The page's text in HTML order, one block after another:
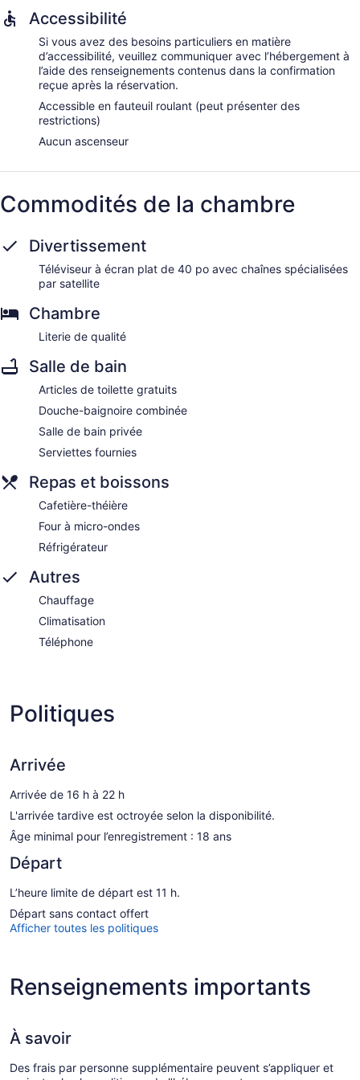
Accessibilité
Si vous avez des besoins particuliers en matière
d’accessibilité, veuillez communiquer avec l’hébergement à
l’aide des renseignements contenus dans la confirmation
reçue après la réservation.
Accessible en fauteuil roulant (peut présenter des
restrictions)
Aucun ascenseur
Commodités de la chambre
Divertissement
Téléviseur à écran plat de 40 po avec chaînes spécialisées
par satellite
Chambre
Literie de qualité
Salle de bain
Articles de toilette gratuits
Douche-baignoire combinée
Salle de bain privée
Serviettes fournies
Repas et boissons
Cafetière-théière
Four à micro-ondes
Réfrigérateur
Autres
Chauffage
Climatisation
Téléphone
Politiques
Arrivée
Arrivée de 16 h à 22 h
L'arrivée tardive est octroyée selon la disponibilité.
Âge minimal pour l’enregistrement : 18 ans
Départ
L’heure limite de départ est 11 h.
Départ sans contact offert
Afficher toutes les politiques
Renseignements importants
À savoir
Des frais par personne supplémentaire peuvent s’appliquer et